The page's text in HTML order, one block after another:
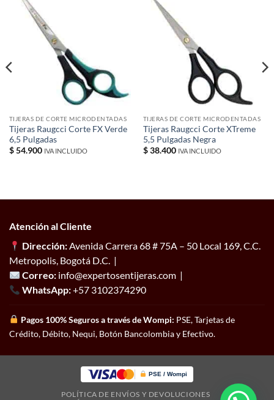
TIJERAS DE CORTE MICRODENTADAS
Tijeras Raugcci Corte FX Verde
6,5 Pulgadas
$54.900 IVA INCLUIDO
TIJERAS DE CORTE MICRODENTADAS
Tijeras Raugcci Corte XTreme
5,5 Pulgadas Negra
$38.400 IVA INCLUIDO
Atención al Cliente
Dirección:Avenida Carrera 68 # 75A – 50 Local 169, C.C.
Metropolis, Bogotá D.C. |
Correo: info@expertosentijeras.com |
WhatsApp:+57 3102374290
Pagos 100% Seguros a través de Wompi: PSE, Tarjetas de
Crédito, Débito, Nequi, Botón Bancolombia y Efectivo.
PSE / Wompi
POLÍTICA DE ENVÍOS Y DEVOLUCIONES